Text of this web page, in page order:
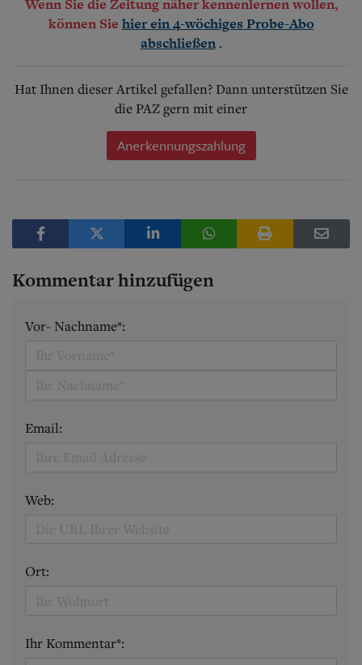
Wenn Sie die Zeitung näher kennenlernen wollen,
können Sie hier ein 4-wöchiges Probe-Abo
abschließen .
Hat Ihnen dieser Artikel gefallen? Dann unterstützen Sie
die PAZ gern mit einer
Anerkennungszahlung
Kommentar hinzufügen
Vor- Nachname*:
Email:
Web:
Ort:
Ihr Kommentar*: